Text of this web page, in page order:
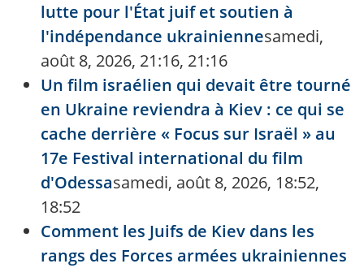
lutte pour l'État juif et soutien à
l'indépendance ukrainiennesamedi,
août 8, 2026, 21:16, 21:16
Un film israélien qui devait être tourné
en Ukraine reviendra à Kiev : ce qui se
cache derrière « Focus sur Israël » au
17e Festival international du film
d'Odessasamedi, août 8, 2026, 18:52,
18:52
Comment les Juifs de Kiev dans les
rangs des Forces armées ukrainiennes